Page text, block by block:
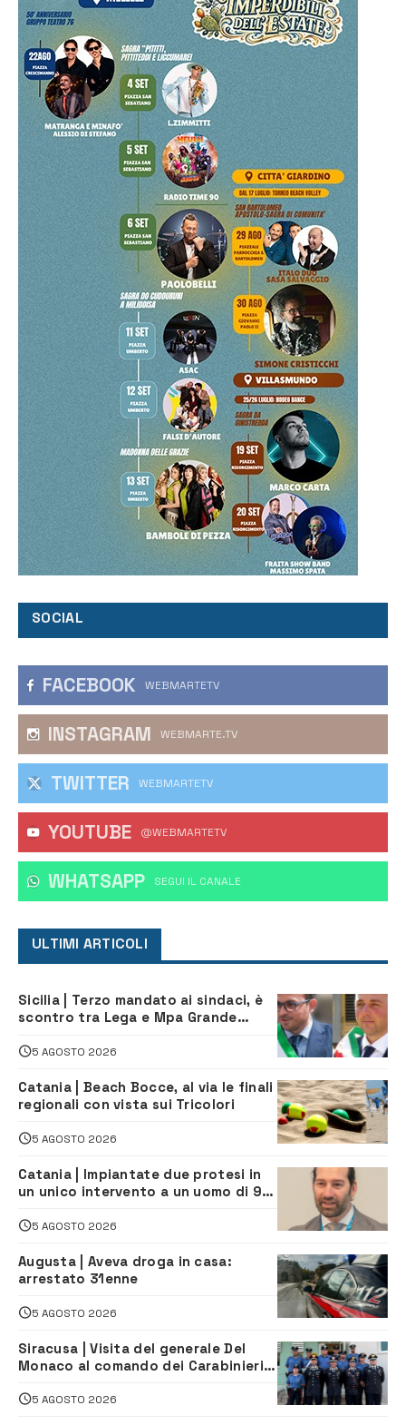
SOCIAL
FACEBOOK WEBMARTETV
INSTAGRAM WEBMARTE.TV
TWITTER WEBMARTETV
YOUTUBE @WEBMARTETV
WHATSAPP ‎SEGUI IL CANALE
ULTIMI ARTICOLI
Sicilia | Terzo mandato ai sindaci, è
scontro tra Lega e Mpa Grande
5 AGOSTO 2026
Catania | Beach Bocce, al via le finali
regionali con vista sui Tricolori
5 AGOSTO 2026
Catania | Impiantate due protesi in
un unico intervento a un uomo di 98
augustano Giuseppe Mazziotta
5 AGOSTO 2026
Augusta | Aveva droga in casa:
arrestato 31enne
5 AGOSTO 2026
Siracusa | Visita del generale Del
Monaco al comando dei Carabinieri e
Ferla e Sortino
5 AGOSTO 2026